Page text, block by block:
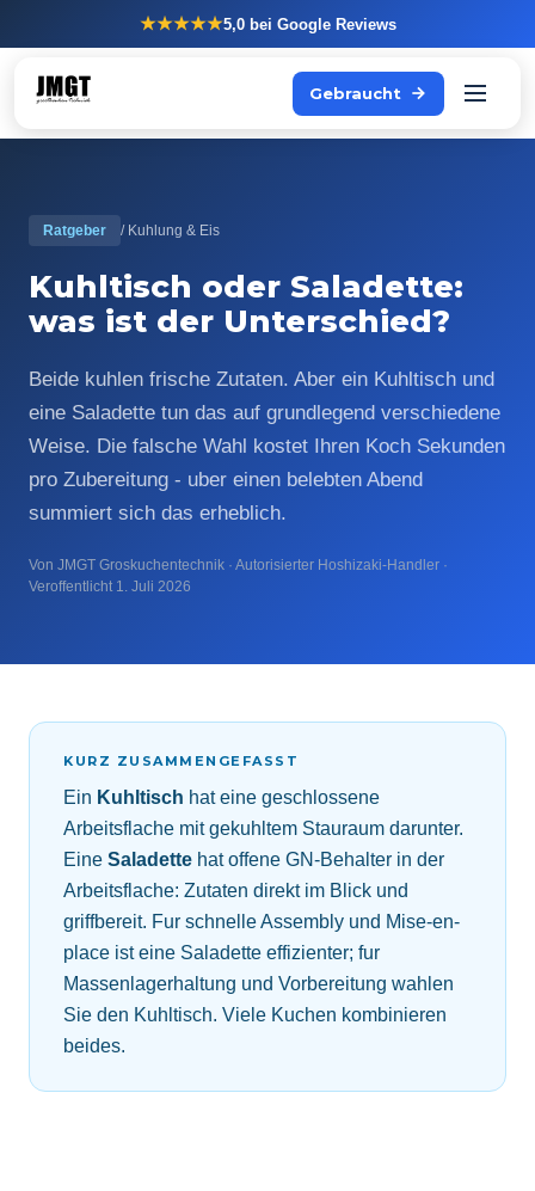
★★★★★5,0bei Google Reviews
Gebraucht
Ratgeber / Kuhlung & Eis
Kuhltisch oder Saladette:
was ist der Unterschied?
Beide kuhlen frische Zutaten. Aber ein Kuhltisch und
eine Saladette tun das auf grundlegend verschiedene
Weise. Die falsche Wahl kostet Ihren Koch Sekunden
pro Zubereitung - uber einen belebten Abend
summiert sich das erheblich.
Von JMGT Groskuchentechnik · Autorisierter Hoshizaki-Handler ·
Veroffentlicht 1. Juli 2026
KURZ ZUSAMMENGEFASST
Ein Kuhltisch hat eine geschlossene
Arbeitsflache mit gekuhltem Stauraum darunter.
Eine Saladette hat offene GN-Behalter in der
Arbeitsflache: Zutaten direkt im Blick und
griffbereit. Fur schnelle Assembly und Mise-en-
place ist eine Saladette effizienter; fur
Massenlagerhaltung und Vorbereitung wahlen
Sie den Kuhltisch. Viele Kuchen kombinieren
beides.